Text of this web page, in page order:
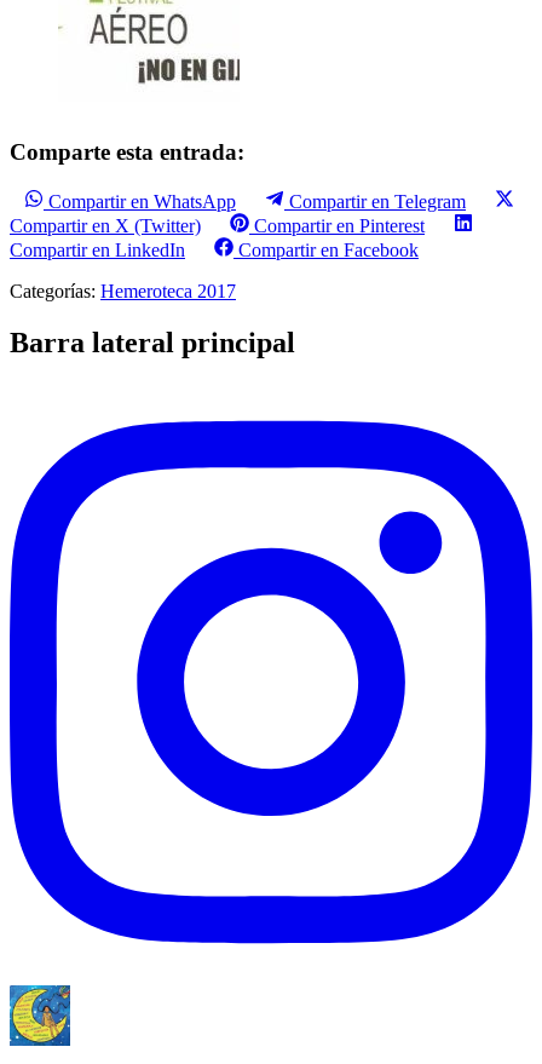
Comparte esta entrada:
Compartir en WhatsApp
Compartir en Telegram
Compartir en X (Twitter)
Compartir en Pinterest
Compartir en LinkedIn
Compartir en Facebook
Categorías: Hemeroteca 2017
Barra lateral principal